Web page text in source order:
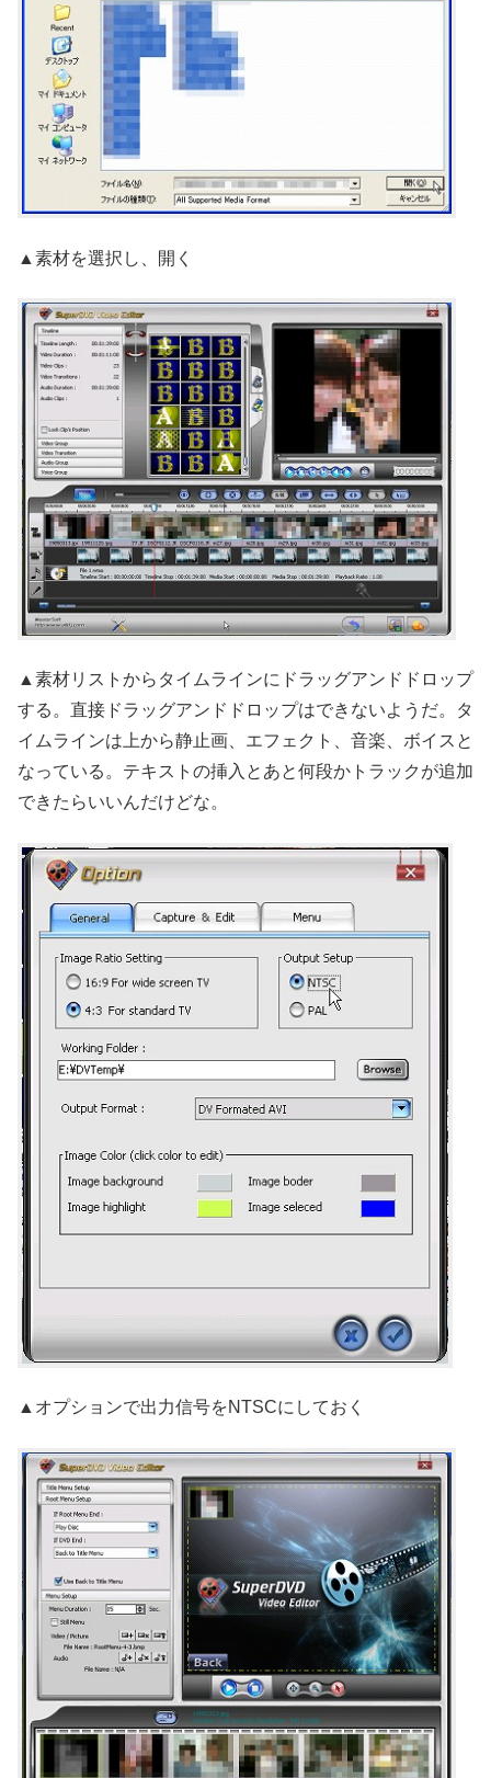
▲素材を選択し、開く
▲素材リストからタイムラインにドラッグアンドドロップ
する。直接ドラッグアンドドロップはできないようだ。タ
イムラインは上から静止画、エフェクト、音楽、ボイスと
なっている。テキストの挿入とあと何段かトラックが追加
できたらいいんだけどな。
▲オプションで出力信号をNTSCにしておく